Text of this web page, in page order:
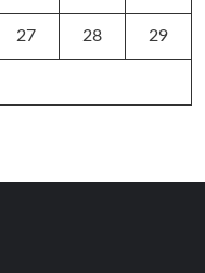
27 28 29